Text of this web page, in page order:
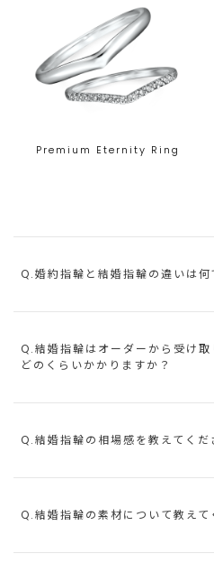
Premium Eternity Ring
Q.婚約指輪と結婚指輪の違いは何
Q.結婚指輪はオーダーから受け取
どのくらいかかりますか？
Q.結婚指輪の相場感を教えてくだ
Q.結婚指輪の素材について教えて